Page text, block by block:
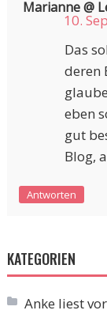
Marianne @
10.
Das
deren
eben
gut
Blog,
Antworten
KATEGORIEN
Anke liest vor